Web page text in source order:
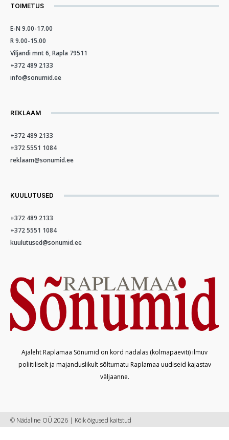
TOIMETUS
E-N 9.00-17.00
R 9.00-15.00
Viljandi mnt 6, Rapla 79511
+372 489 2133
info@sonumid.ee
REKLAAM
+372 489 2133
+372 5551 1084
reklaam@sonumid.ee
KUULUTUSED
+372 489 2133
+372 5551 1084
kuulutused@sonumid.ee
Ajaleht Raplamaa Sõnumid on kord nädalas (kolmapäeviti) ilmuv
poliitiliselt ja majanduslikult sõltumatu Raplamaa uudiseid kajastav
väljaanne.
© Nädaline OÜ 2026 | Kõik õigused kaitstud